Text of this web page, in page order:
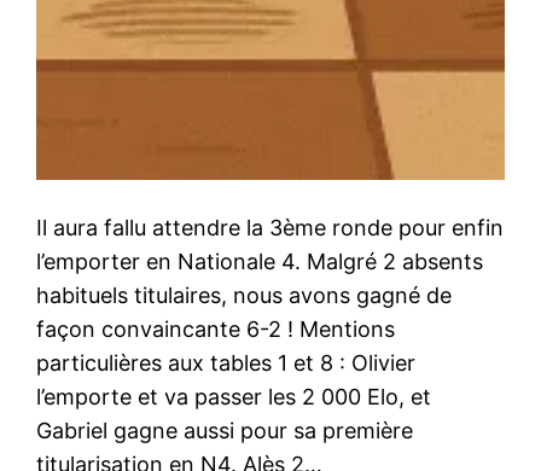
Il aura fallu attendre la 3ème ronde pour enfin
l’emporter en Nationale 4. Malgré 2 absents
habituels titulaires, nous avons gagné de
façon convaincante 6-2 ! Mentions
particulières aux tables 1 et 8 : Olivier
l’emporte et va passer les 2 000 Elo, et
Gabriel gagne aussi pour sa première
titularisation en N4. Alès 2…